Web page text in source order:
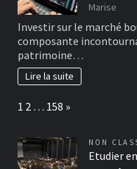
Marise
Investir sur le marché
composante
patrimoine…
Lire la suite
Page:
1 2 … 158 Next
»
NON
Etudier